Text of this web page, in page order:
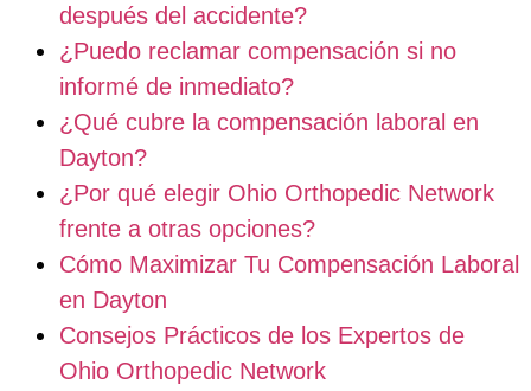
después del accidente?
¿Puedo reclamar compensación si no
informé de inmediato?
¿Qué cubre la compensación laboral en
Dayton?
¿Por qué elegir Ohio Orthopedic Network
frente a otras opciones?
Cómo Maximizar Tu Compensación Laboral
en Dayton
Consejos Prácticos de los Expertos de
Ohio Orthopedic Network